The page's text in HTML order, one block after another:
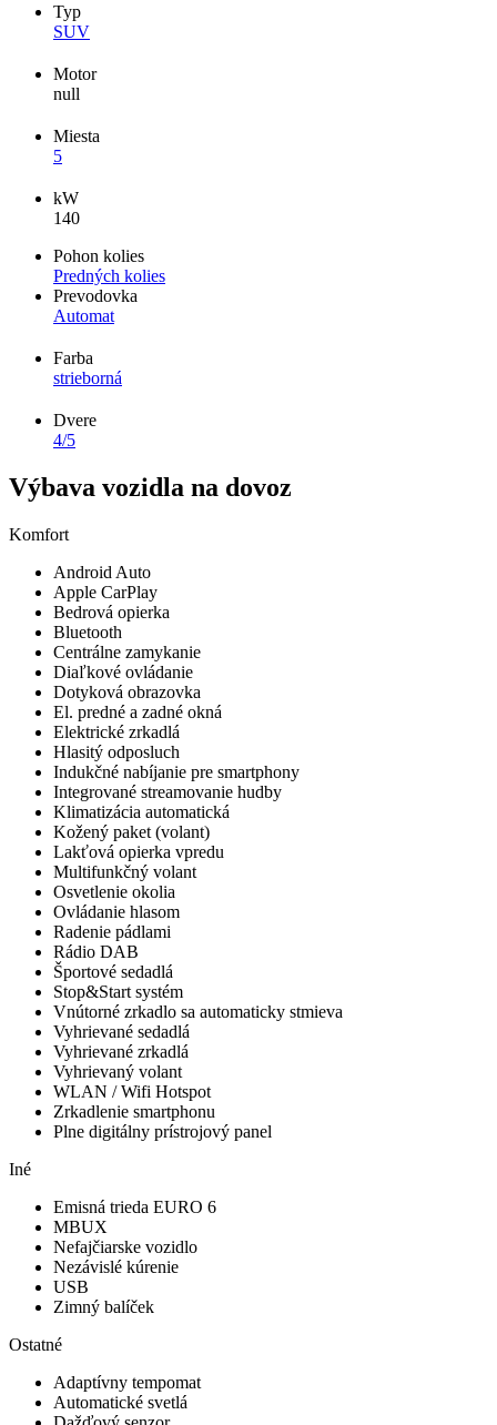
Typ
SUV
Motor
null
Miesta
5
kW
140
Pohon kolies
Predných kolies
Prevodovka
Automat
Farba
strieborná
Dvere
4/5
Výbava vozidla na dovoz
Komfort
Android Auto
Apple CarPlay
Bedrová opierka
Bluetooth
Centrálne zamykanie
Diaľkové ovládanie
Dotyková obrazovka
El. predné a zadné okná
Elektrické zrkadlá
Hlasitý odposluch
Indukčné nabíjanie pre smartphony
Integrované streamovanie hudby
Klimatizácia automatická
Kožený paket (volant)
Lakťová opierka vpredu
Multifunkčný volant
Osvetlenie okolia
Ovládanie hlasom
Radenie pádlami
Rádio DAB
Športové sedadlá
Stop&Start systém
Vnútorné zrkadlo sa automaticky stmieva
Vyhrievané sedadlá
Vyhrievané zrkadlá
Vyhrievaný volant
WLAN / Wifi Hotspot
Zrkadlenie smartphonu
Plne digitálny prístrojový panel
Iné
Emisná trieda EURO 6
MBUX
Nefajčiarske vozidlo
Nezávislé kúrenie
USB
Zimný balíček
Ostatné
Adaptívny tempomat
Automatické svetlá